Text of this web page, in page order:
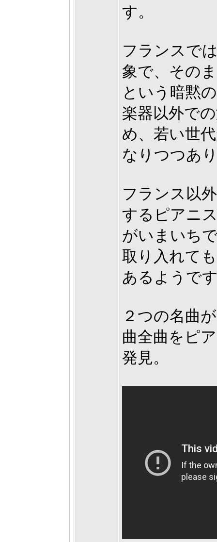
す。
フランスで
象で、その
という暗黙
楽器以外で
め、若い世
なりつつあ
フランス以
するピアニ
がいまいち
取り入れて
あるようで
２つの名曲
曲全曲をピ
発見。